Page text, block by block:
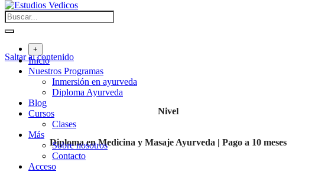
Saltar al contenido
+
Inicio
Nuestros Programas
Inmersión en ayurveda
Diploma Ayurveda
Blog
Cursos
Clases
Más
Sobre nosotros
Contacto
Acceso
Nivel
Diploma en Medicina y Masaje Ayurveda | Pago a 10 meses